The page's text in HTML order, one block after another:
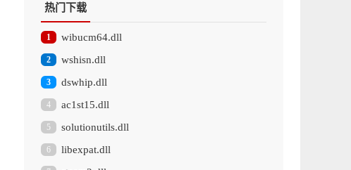
热门下载
1 wibucm64.dll
2 wshisn.dll
3 dswhip.dll
4 ac1st15.dll
5 solutionutils.dll
6 libexpat.dll